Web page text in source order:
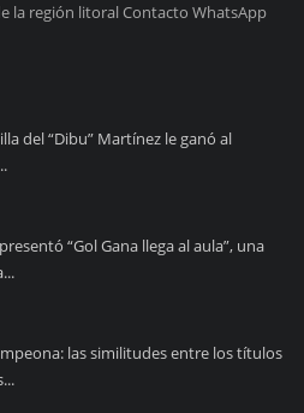
la región litoral Contacto WhatsApp
del “Dibu” Martínez le ganó al
“Gol Gana llega al aula”, una
las similitudes entre los títulos